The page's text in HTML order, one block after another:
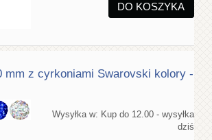
DO KOSZYKA
mm z cyrkoniami Swarovski kolory -
Wysyłka w: Kup do 12.00 - wysyłka
dziś